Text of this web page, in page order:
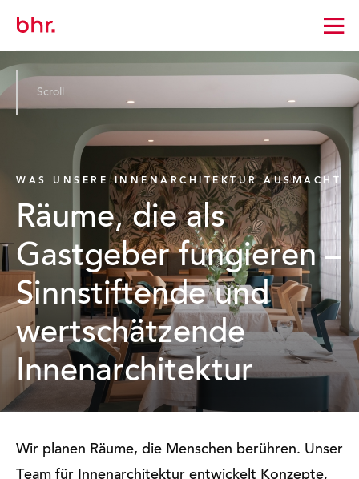
Startseite
wechseln
Scroll
WAS UNSERE INNENARCHITEKTUR AUSMACHT
Räume, die als
Gastgeber fungieren –
Sinnstiftende und
wertschätzende
Innenarchitektur
Wir planen Räume, die Menschen berühren. Unser
Team für Innenarchitektur entwickelt Konzepte,